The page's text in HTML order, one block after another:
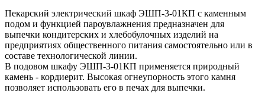
Пекарский электрический шкаф ЭШП-3-01КП с каменным
подом и функцией пароувлажнения предназначен для
выпечки кондитерских и хлебобулочных изделий на
предприятиях общественного питания самостоятельно или в
составе технологической линии.
В подовом шкафу ЭШП-3-01КП применяется природный
камень - кордиерит. Высокая огнеупорность этого камня
позволяет использовать его в печах для выпечки.